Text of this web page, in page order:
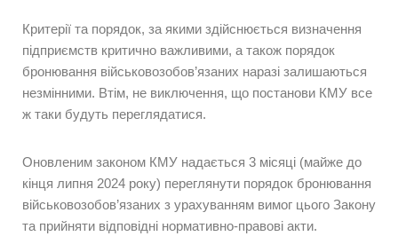
Критерії та порядок, за якими здійснюється визначення
підприємств критично важливими, а також порядок
бронювання військовозобов’язаних наразі залишаються
незмінними. Втім, не виключення, що постанови КМУ все
ж таки будуть переглядатися.
Оновленим законом КМУ надається 3 місяці (майже до
кінця липня 2024 року) переглянути порядок бронювання
військовозобов’язаних з урахуванням вимог цього Закону
та прийняти відповідні нормативно-правові акти.